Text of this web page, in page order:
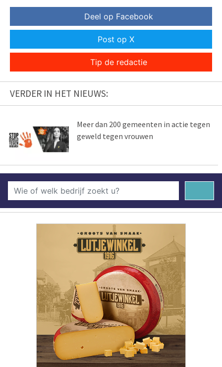
Deel op Facebook
Post op X
Tip de redactie
VERDER IN HET NIEUWS:
Meer dan 200 gemeenten in actie tegen
geweld tegen vrouwen